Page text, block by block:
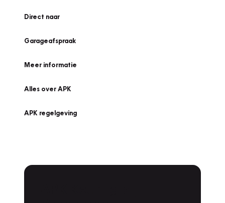
Direct naar
Garageafspraak
Meer informatie
Alles over APK
APK regelgeving